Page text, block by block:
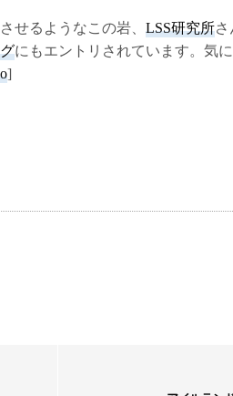
せるようなこの岩、 LSS研究所
にもエントリされています。気
]